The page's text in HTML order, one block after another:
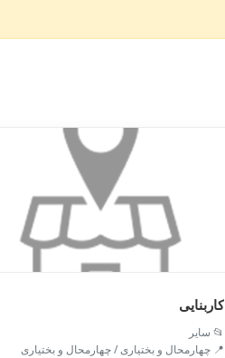
کار‌بنایی
📂 سایر
📍 چهارمحال و بختیاری / چهارمحال و بختیاری